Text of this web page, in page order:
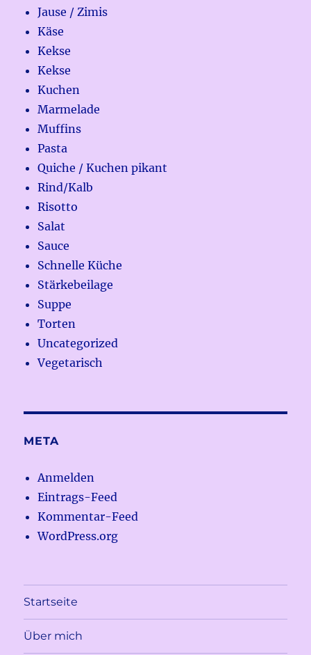
Jause / Zimis
Käse
Kekse
Kekse
Kuchen
Marmelade
Muffins
Pasta
Quiche / Kuchen pikant
Rind/Kalb
Risotto
Salat
Sauce
Schnelle Küche
Stärkebeilage
Suppe
Torten
Uncategorized
Vegetarisch
META
Anmelden
Eintrags-Feed
Kommentar-Feed
WordPress.org
Startseite
Über mich